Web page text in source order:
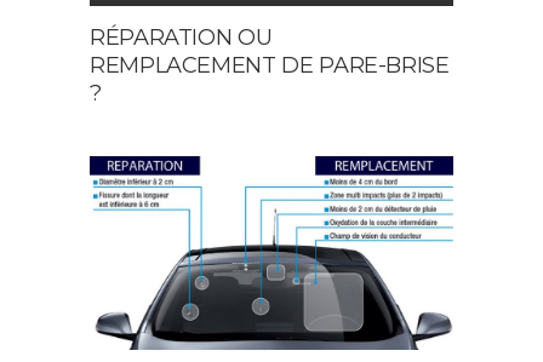
This
field
should
left
blank
RÉPARATION OU
REMPLACEMENT DE PARE-BRISE
?